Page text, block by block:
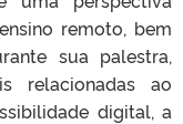
remoto, bem
sua palestra,
relacionadas ao
digital, a